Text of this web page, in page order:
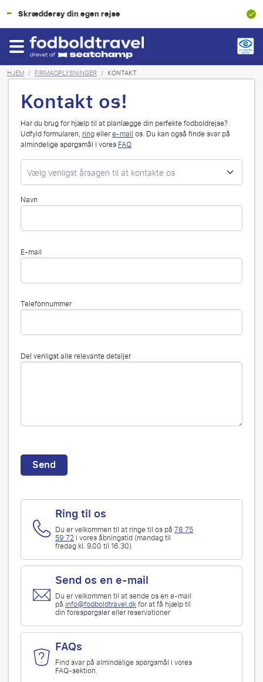
100% Økonomisk beskyttelse
HJEM / FIRMAOPLYSNINGER / KONTAKT
Kontakt os!
Har du brug for hjælp til at planlægge din perfekte fodboldrejse?
Udfyld formularen,ringellere-mailos. Du kan også finde svar på
almindelige spørgsmål i voresFAQ
Navn
E-mail
Telefonnummer
Del venligst alle relevante detaljer
Send
Ring til os
Du er velkommen til at ringe til os på78 75
59 72i vores åbningstid (mandag til
fredag kl. 9.00 til 16.30)
Send os en e-mail
Du er velkommen til at sende os en e-mail
påinfo@fodboldtravel.dkfor at få hjælp til
din forespørgsler eller reservationer
FAQs
Find svar på almindelige spørgsmål i vores
FAQ-sektion.